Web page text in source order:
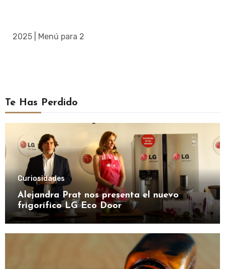
2025 | Menú para 2
Te Has Perdido
Curiosidades
Alejandra Prat nos presenta el nuevo
frigorífico LG Eco Door